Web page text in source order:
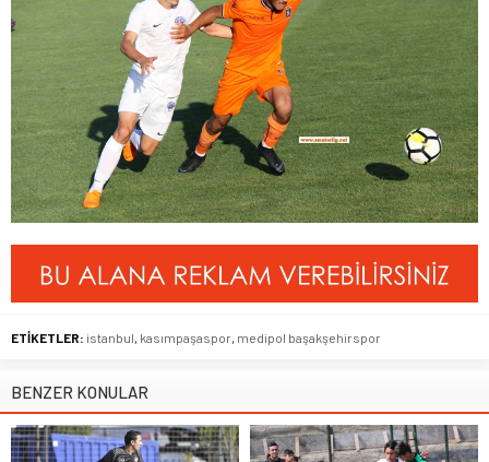
ETİKETLER: istanbul, kasımpaşaspor, medipol başakşehirspor
BENZER KONULAR